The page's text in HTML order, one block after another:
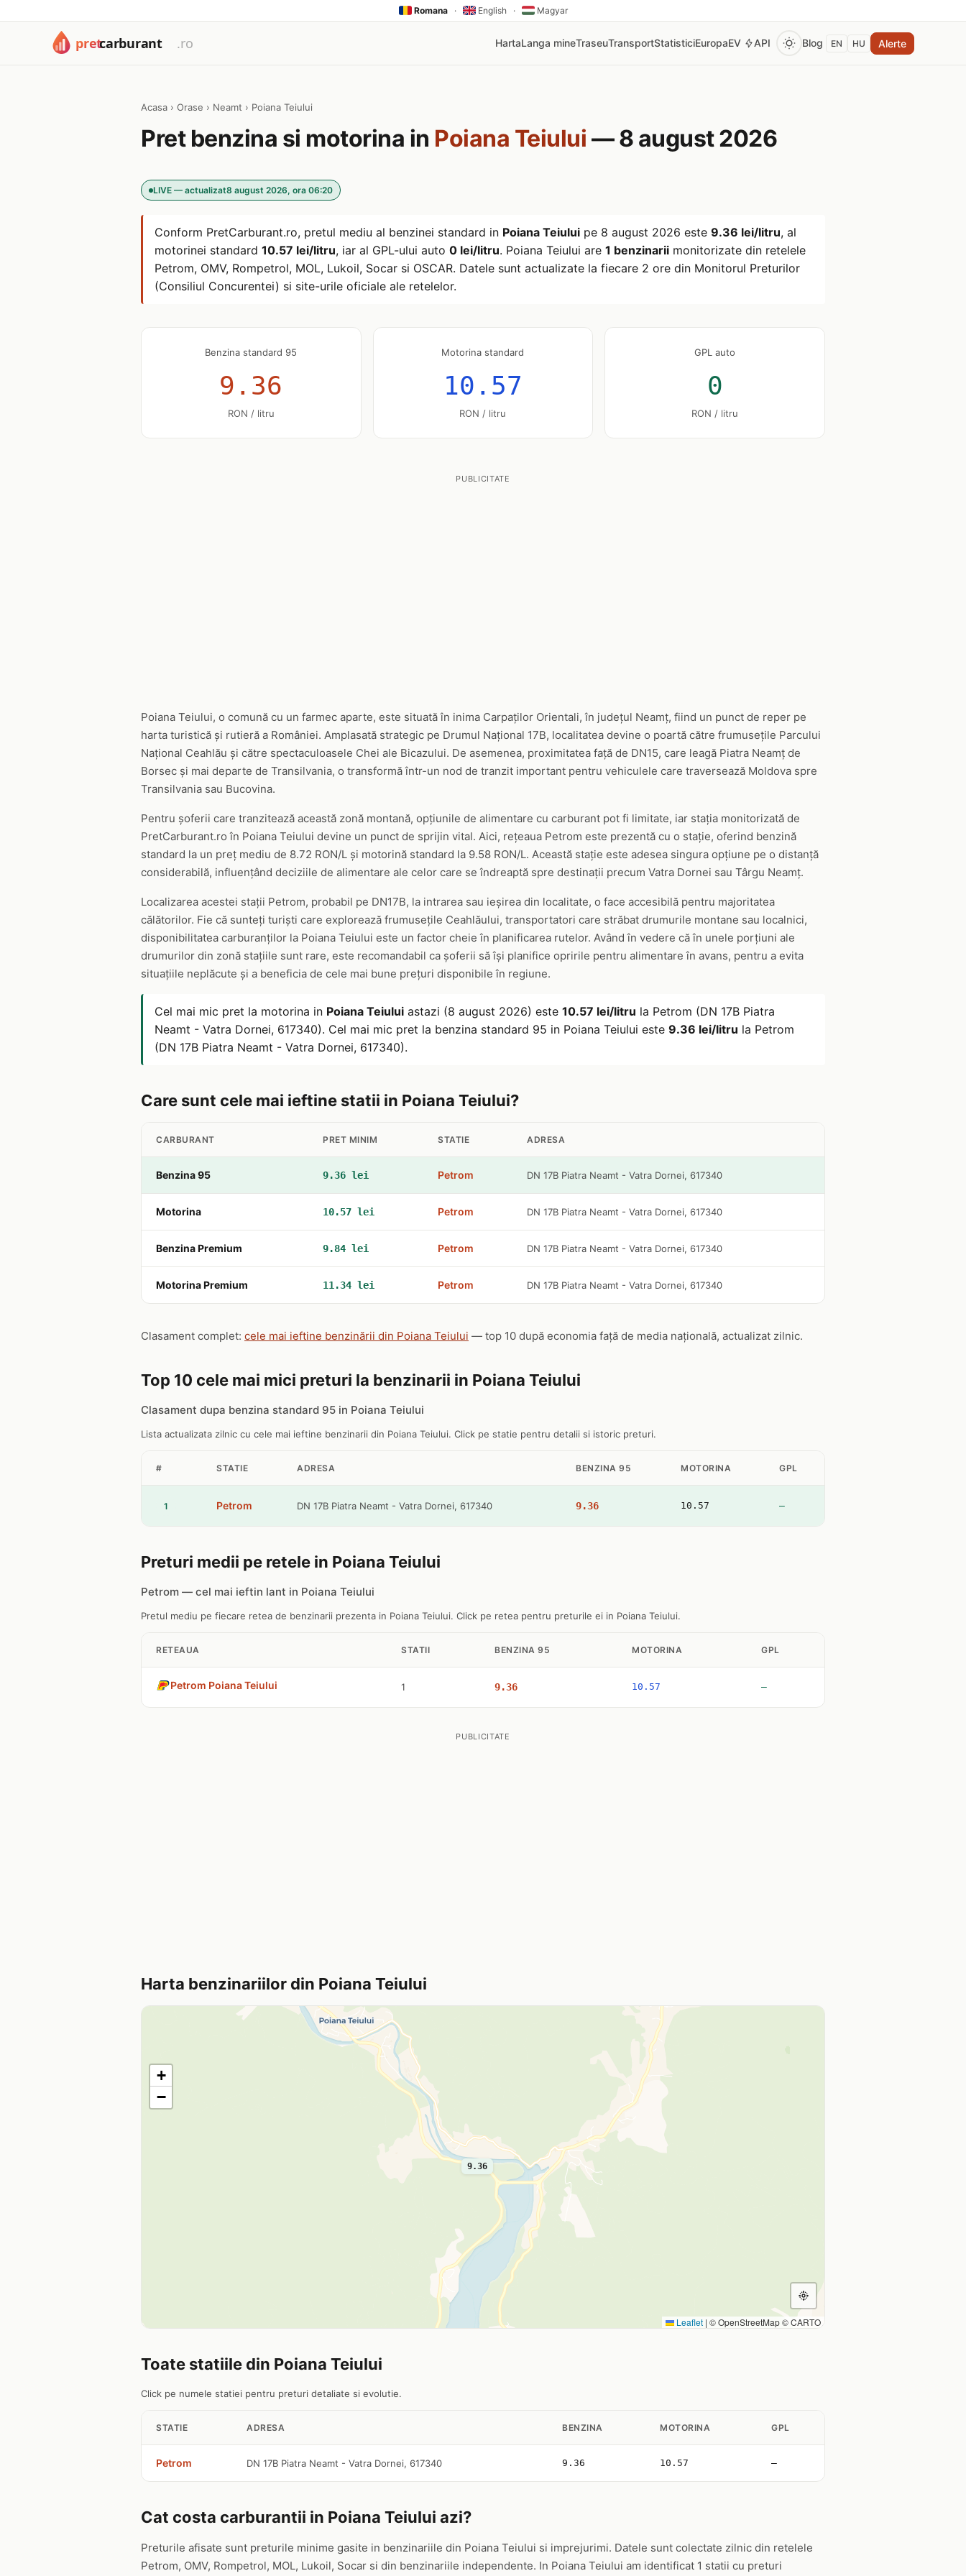
Romana · English · Magyar
HartaLanga mineTraseuTransportStatisticiEuropaEV API Blog EN HU Alerte
Acasa › Orase › Neamt › Poiana Teiului
Pret benzina si motorina in Poiana Teiului — 8 august 2026
LIVE — actualizat8 august 2026, ora 06:20
Conform PretCarburant.ro, pretul mediu al benzinei standard in Poiana Teiului pe 8 august 2026 este 9.36 lei/litru, al
motorinei standard 10.57 lei/litru, iar al GPL-ului auto 0 lei/litru. Poiana Teiului are 1 benzinarii monitorizate din retelele
Petrom, OMV, Rompetrol, MOL, Lukoil, Socar si OSCAR. Datele sunt actualizate la fiecare 2 ore din Monitorul Preturilor
(Consiliul Concurentei) si site-urile oficiale ale retelelor.
Benzina standard 95
9.36
RON / litru
Motorina standard
10.57
RON / litru
GPL auto
0
RON / litru
PUBLICITATE
Poiana Teiului, o comună cu un farmec aparte, este situată în inima Carpaților Orientali, în județul Neamț, fiind un punct de reper pe
harta turistică și rutieră a României. Amplasată strategic pe Drumul Național 17B, localitatea devine o poartă către frumusețile Parcului
Național Ceahlău și către spectaculoasele Chei ale Bicazului. De asemenea, proximitatea față de DN15, care leagă Piatra Neamț de
Borsec și mai departe de Transilvania, o transformă într-un nod de tranzit important pentru vehiculele care traversează Moldova spre
Transilvania sau Bucovina.
Pentru șoferii care tranzitează această zonă montană, opțiunile de alimentare cu carburant pot fi limitate, iar stația monitorizată de
PretCarburant.ro în Poiana Teiului devine un punct de sprijin vital. Aici, rețeaua Petrom este prezentă cu o stație, oferind benzină
standard la un preț mediu de 8.72 RON/L și motorină standard la 9.58 RON/L. Această stație este adesea singura opțiune pe o distanță
considerabilă, influențând deciziile de alimentare ale celor care se îndreaptă spre destinații precum Vatra Dornei sau Târgu Neamț.
Localizarea acestei stații Petrom, probabil pe DN17B, la intrarea sau ieșirea din localitate, o face accesibilă pentru majoritatea
călătorilor. Fie că sunteți turiști care explorează frumusețile Ceahlăului, transportatori care străbat drumurile montane sau localnici,
disponibilitatea carburanților la Poiana Teiului este un factor cheie în planificarea rutelor. Având în vedere că în unele porțiuni ale
drumurilor din zonă stațiile sunt rare, este recomandabil ca șoferii să își planifice opririle pentru alimentare în avans, pentru a evita
situațiile neplăcute și a beneficia de cele mai bune prețuri disponibile în regiune.
Cel mai mic pret la motorina in Poiana Teiului astazi (8 august 2026) este 10.57 lei/litru la Petrom (DN 17B Piatra
Neamt - Vatra Dornei, 617340). Cel mai mic pret la benzina standard 95 in Poiana Teiului este 9.36 lei/litru la Petrom
(DN 17B Piatra Neamt - Vatra Dornei, 617340).
Care sunt cele mai ieftine statii in Poiana Teiului?
CARBURANT PRET MINIM STATIE ADRESA
Benzina 95 9.36 lei Petrom DN 17B Piatra Neamt - Vatra Dornei, 617340
Motorina 10.57 lei Petrom DN 17B Piatra Neamt - Vatra Dornei, 617340
Benzina Premium 9.84 lei Petrom DN 17B Piatra Neamt - Vatra Dornei, 617340
Motorina Premium 11.34 lei Petrom DN 17B Piatra Neamt - Vatra Dornei, 617340
Clasament complet: cele mai ieftine benzinării din Poiana Teiului — top 10 după economia față de media națională, actualizat zilnic.
Top 10 cele mai mici preturi la benzinarii in Poiana Teiului
Clasament dupa benzina standard 95 in Poiana Teiului
Lista actualizata zilnic cu cele mai ieftine benzinarii din Poiana Teiului. Click pe statie pentru detalii si istoric preturi.
# STATIE ADRESA BENZINA 95 MOTORINA GPL
1 Petrom DN 17B Piatra Neamt - Vatra Dornei, 617340 9.36 10.57 —
Preturi medii pe retele in Poiana Teiului
Petrom — cel mai ieftin lant in Poiana Teiului
Pretul mediu pe fiecare retea de benzinarii prezenta in Poiana Teiului. Click pe retea pentru preturile ei in Poiana Teiului.
RETEAUA STATII BENZINA 95 MOTORINA GPL
Petrom Poiana Teiului 1 9.36 10.57 —
PUBLICITATE
Harta benzinariilor din Poiana Teiului
9.36
+
−
Leaflet | © OpenStreetMap © CARTO
Toate statiile din Poiana Teiului
Click pe numele statiei pentru preturi detaliate si evolutie.
STATIE ADRESA BENZINA MOTORINA GPL
Petrom DN 17B Piatra Neamt - Vatra Dornei, 617340 9.36 10.57 —
Cat costa carburantii in Poiana Teiului azi?
Preturile afisate sunt preturile minime gasite in benzinariile din Poiana Teiului si imprejurimi. Datele sunt colectate zilnic din retelele
Petrom, OMV, Rompetrol, MOL, Lukoil, Socar si din benzinariile independente. In Poiana Teiului am identificat 1 statii cu preturi